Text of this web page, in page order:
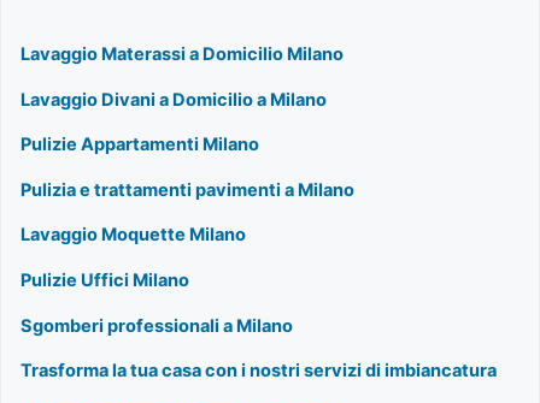
Lavaggio Materassi a Domicilio Milano
Lavaggio Divani a Domicilio a Milano
Pulizie Appartamenti Milano
Pulizia e trattamenti pavimenti a Milano
Lavaggio Moquette Milano
Pulizie Uffici Milano
Sgomberi professionali a Milano
Trasforma la tua casa con i nostri servizi di imbiancatura